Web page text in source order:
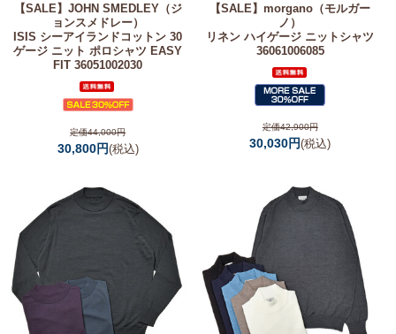
【SALE】 JOHN SMEDLEY（ジ
ョンスメドレー）
ISIS シーアイランドコットン 30
ゲージ ニット ポロシャツ EASY
FIT 36051002030
定価44,000円
30,800円(税込)
【SALE】morgano（モルガー
ノ）
リネン ハイゲージ ニットシャツ
36061006085
定価42,900円
30,030円(税込)